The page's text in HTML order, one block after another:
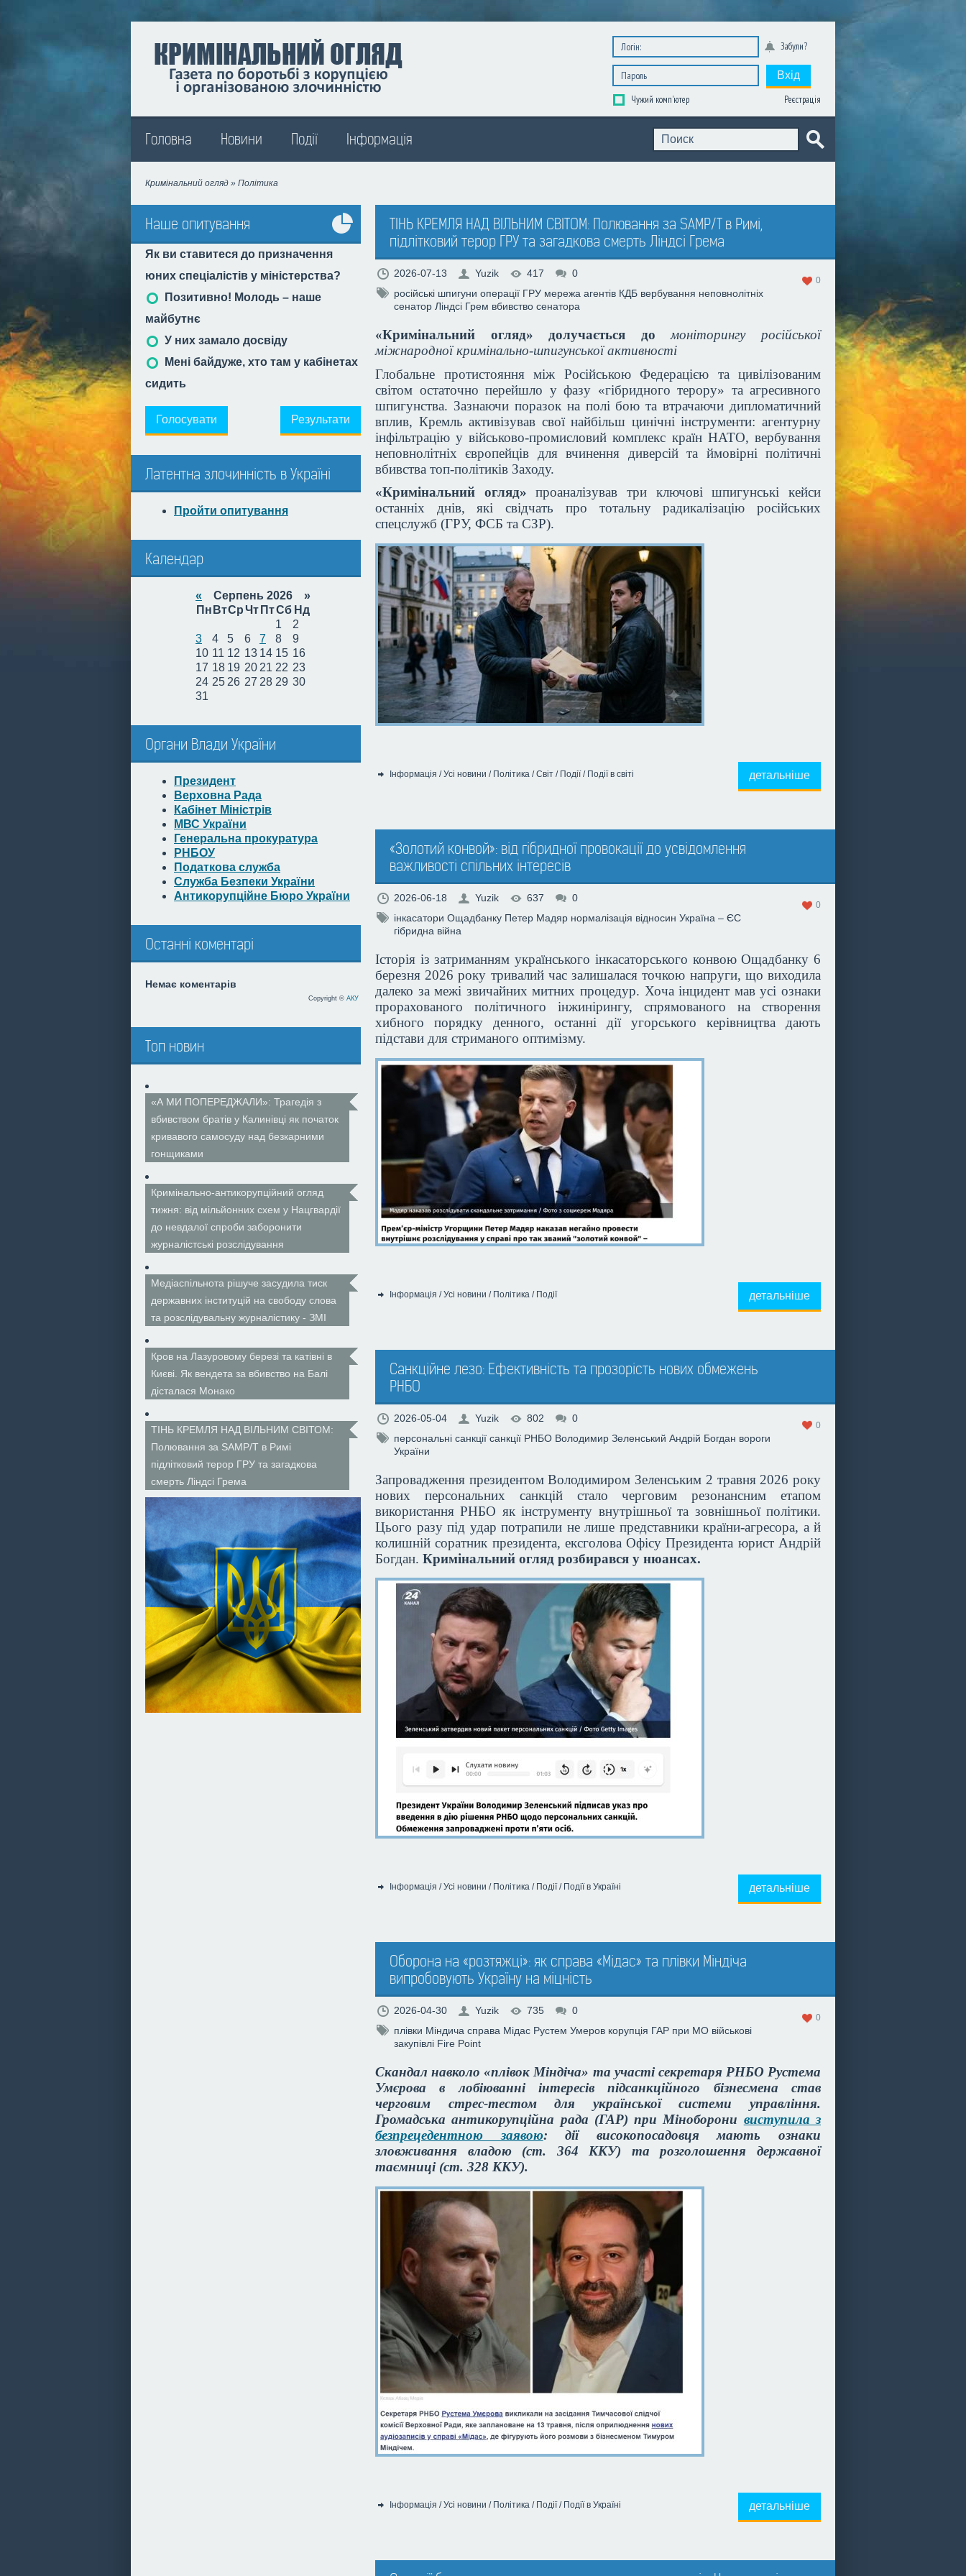
Забули?
Вхід
Чужий комп'ютер Реєстрація
Головна Новини Події Інформація
Кримінальний огляд » Політика
Наше опитування
Усі
опитування
Як ви ставитеся до призначення
юних спеціалістів у міністерства?
Позитивно! Молодь – наше
майбутнє
У них замало досвіду
Мені байдуже, хто там у кабінетах
сидить
Голосувати Результати
Латентна злочинність в Україні
Пройти опитування
Календар
« Серпень 2026 »
Пн ВтСрЧт ПтСб Нд
1
2
3
4 5 6 7 8
9
10 11 12 13 14 15 16
17 18 19 20 21 22 23
24 25 26 27 28 29 30
31
Органи Влади України
Президент
Верховна Рада
Кабінет Міністрів
МВС України
Генеральна прокуратура
РНБОУ
Податкова служба
Служба Безпеки України
Антикорупційне Бюро України
Останні коментарі
Немає коментарів
Copyright © АКУ
Топ новин
«А МИ ПОПЕРЕДЖАЛИ»: Трагедія з
вбивством братів у Калинівці як початок
кривавого самосуду над безкарними
гонщиками
Кримінально-антикорупційний огляд
тижня: від мільйонних схем у Нацгвардії
до невдалої спроби заборонити
журналістські розслідування
Медіаспільнота рішуче засудила тиск
державних інституцій на свободу слова
та розслідувальну журналістику - ЗМІ
Кров на Лазуровому березі та катівні в
Києві. Як вендета за вбивство на Балі
дісталася Монако
ТІНЬ КРЕМЛЯ НАД ВІЛЬНИМ СВІТОМ:
Полювання за SAMP/T в Римі
підлітковий терор ГРУ та загадкова
смерть Ліндсі Грема
ТІНЬ КРЕМЛЯ НАД ВІЛЬНИМ СВІТОМ: Полювання за SAMP/T в Римі,
підлітковий терор ГРУ та загадкова смерть Ліндсі Грема
2026-07-13 Yuzik 417 0
0
російські шпигуни операції ГРУ мережа агентів КДБ вербування неповнолітніх
сенатор Ліндсі Грем вбивство сенатора
«Кримінальний огляд» долучається домоніторингу російської
міжнародної кримінально-шпигунської активності
Глобальне протистояння між Російською Федерацією та цивілізованим
світом остаточно перейшло у фазу «гібридного терору» та агресивного
шпигунства. Зазнаючи поразок на полі бою та втрачаючи дипломатичний
вплив, Кремль активізував свої найбільш цинічні інструменти: агентурну
інфільтрацію у військово-промисловий комплекс країн НАТО, вербування
неповнолітніх європейців для вчинення диверсій та ймовірні політичні
вбивства топ-політиків Заходу.
«Кримінальний огляд» проаналізував три ключові шпигунські кейси
останніх днів, які свідчать про тотальну радикалізацію російських
спецслужб (ГРУ, ФСБ та СЗР).
Інформація /Усі новини / Політика /Світ / Події/ Події в світі детальніше
«Золотий конвой»: від гібридної провокації до усвідомлення
важливості спільних інтересів
2026-06-18 Yuzik 637 0
0
інкасатори Ощадбанку Петер Мадяр нормалізація відносин Україна – ЄС
гібридна війна
Історія із затриманням українського інкасаторського конвою Ощадбанку 6
березня 2026 року тривалий час залишалася точкою напруги, що виходила
далеко за межі звичайних митних процедур. Хоча інцидент мав усі ознаки
прорахованого політичного інжинірингу, спрямованого на створення
хибного порядку денного, останні дії угорського керівництва дають
підстави для стриманого оптимізму.
Категорія:
Інформація /Усі новини / Політика / Події детальніше
Санкційне лезо: Ефективність та прозорість нових обмежень
РНБО
2026-05-04 Yuzik 802 0
0
персональні санкції санкції РНБО Володимир Зеленський Андрій Богдан вороги
України
Запровадження президентом Володимиром Зеленським 2 травня 2026 року
нових персональних санкцій стало черговим резонансним етапом
використання РНБО як інструменту внутрішньої та зовнішньої політики.
Цього разу під удар потрапили не лише представники країни-агресора, а й
колишній соратник президента, ексголова Офісу Президента юрист Андрій
Богдан. Кримінальний огляд розбирався у нюансах.
Інформація /Усі новини / Політика / Події/ Події в Україні детальніше
Оборона на «розтяжці»: як справа «Мідас» та плівки Міндіча
випробовують Україну на міцність
2026-04-30 Yuzik 735 0
0
плівки Міндича справа Мідас Рустем Умеров корупція ГАР при МО військові
закупівлі Fire Point
Скандал навколо «плівок Міндіча» та участі секретаря РНБО Рустема
Умєрова в лобіюванні інтересів підсанкційного бізнесмена став
черговим стрес-тестом для української системи управління.
Громадська антикорупційна рада (ГАР) при Міноборони виступила з
безпрецедентною заявою: дії високопосадовця мають ознаки
зловживання владою (ст. 364 ККУ) та розголошення державної
таємниці (ст. 328 ККУ).
Інформація /Усі новини / Політика / Події/ Події в Україні детальніше